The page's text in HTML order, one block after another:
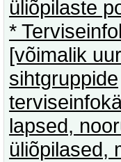
üliõpilaste
*
[võimalik
sihtgruppide
lapsed,
üliõpilased,